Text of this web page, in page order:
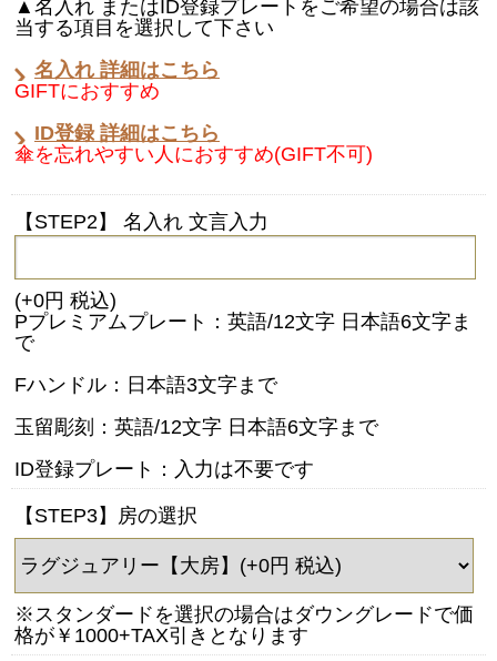
▲名入れ またはID登録プレートをご希望の場合は該
当する項目を選択して下さい
名入れ 詳細はこちら
GIFTにおすすめ
ID登録 詳細はこちら
傘を忘れやすい人におすすめ(GIFT不可)
【STEP2】 名入れ 文言入力
(+0円 税込)
Pプレミアムプレート：英語/12文字 日本語6文字ま
で
Fハンドル：日本語3文字まで
玉留彫刻：英語/12文字 日本語6文字まで
ID登録プレート：入力は不要です
【STEP3】房の選択
※スタンダードを選択の場合はダウングレードで価
格が￥1000+TAX引きとなります